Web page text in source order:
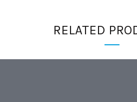
RELATED